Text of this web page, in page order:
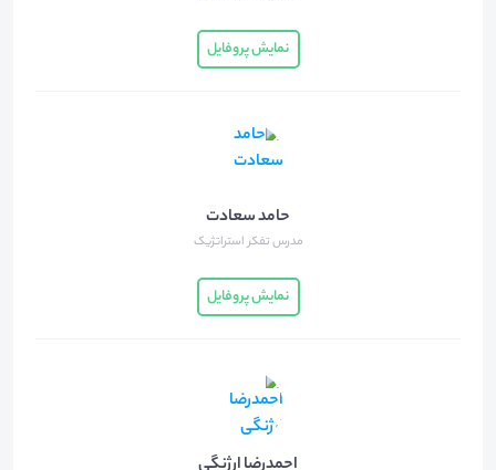
نمایش پروفایل
حامد سعادت
مدرس تفکر استراتژیک
نمایش پروفایل